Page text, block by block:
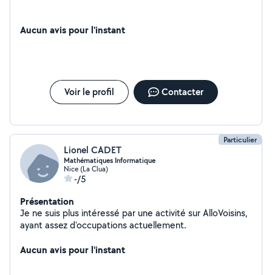
Aucun avis pour l'instant
Voir le profil Contacter
Particulier
Lionel CADET
Mathématiques Informatique
Nice (La Clua)
-/5
Présentation
Je ne suis plus intéressé par une activité sur AlloVoisins,
ayant assez d'occupations actuellement.
Aucun avis pour l'instant